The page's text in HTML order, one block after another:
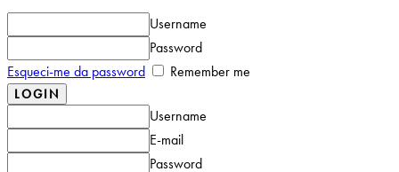
Username
Password
Esqueci-me da password
Remember me
Username
E-mail
Password